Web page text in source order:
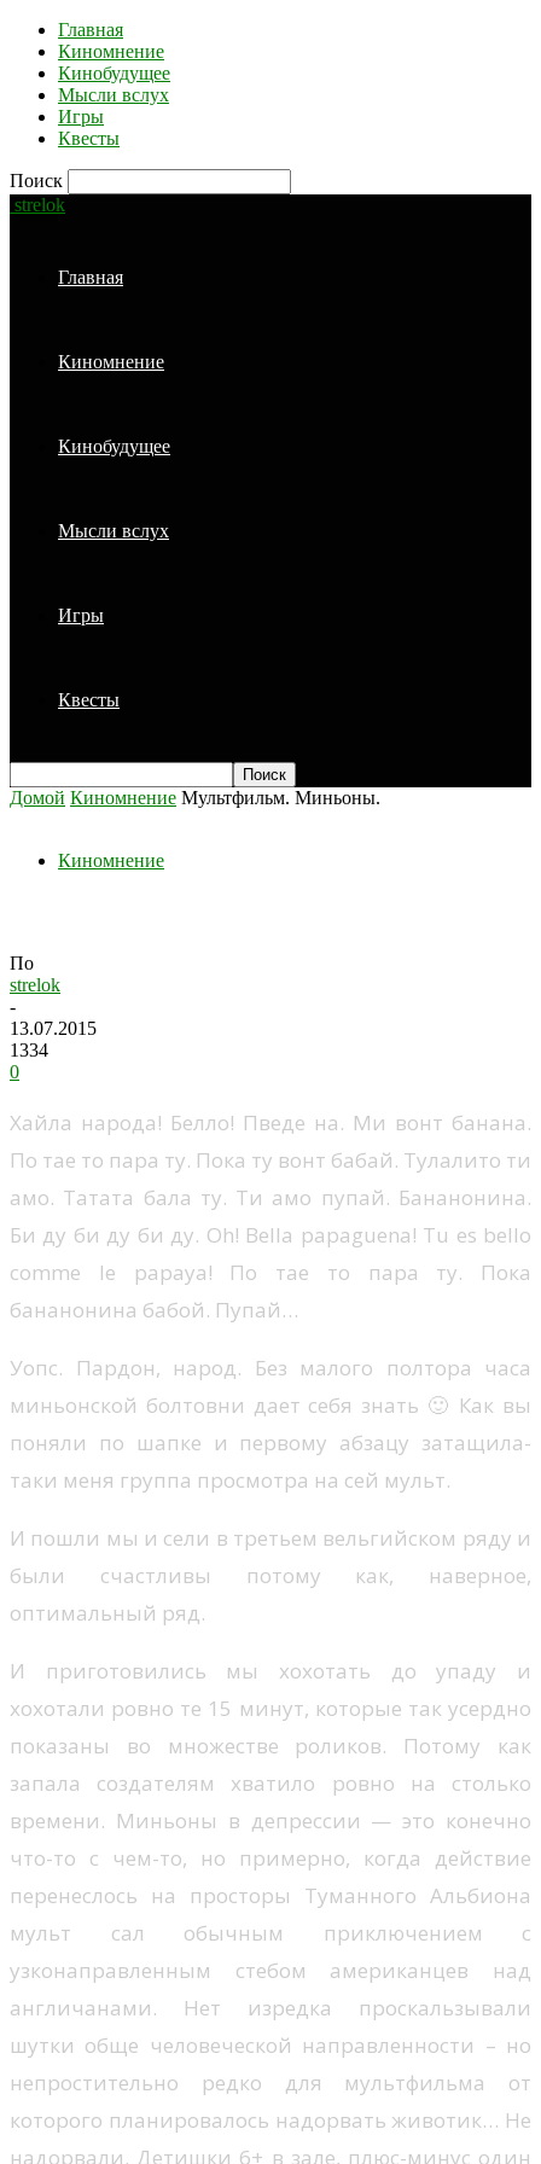
Главная
Киномнение
Кинобудущее
Мысли вслух
Игры
Квесты
Поиск
strelok
Главная
Киномнение
Кинобудущее
Мысли вслух
Игры
Квесты
Домой Киномнение Мультфильм. Миньоны.
Киномнение
По
strelok
-
13.07.2015
1334
0
Хайла народа! Белло! Пведе на. Ми вонт банана.
По тае то пара ту. Пока ту вонт бабай. Тулалито ти
амо. Татата бала ту. Ти амо пупай. Бананонина.
Би ду би ду би ду. Oh! Bella papaguena! Tu es bello
comme le papaya! По тае то пара ту. Пока
бананонина бабой. Пупай…
Уопс. Пардон, народ. Без малого полтора часа
миньонской болтовни дает себя знать 🙂 Как вы
поняли по шапке и первому абзацу затащила-
таки меня группа просмотра на сей мульт.
И пошли мы и сели в третьем вельгийском ряду и
были счастливы потому как, наверное,
оптимальный ряд.
И приготовились мы хохотать до упаду и
хохотали ровно те 15 минут, которые так усердно
показаны во множестве роликов. Потому как
запала создателям хватило ровно на столько
времени. Миньоны в депрессии — это конечно
что-то с чем-то, но примерно, когда действие
перенеслось на просторы Туманного Альбиона
мульт сал обычным приключением с
узконаправленным стебом американцев над
англичанами. Нет изредка проскальзывали
шутки обще человеческой направленности – но
непростительно редко для мультфильма от
которого планировалось надорвать животик… Не
надорвали. Детишки 6+ в зале, плюс-минус один